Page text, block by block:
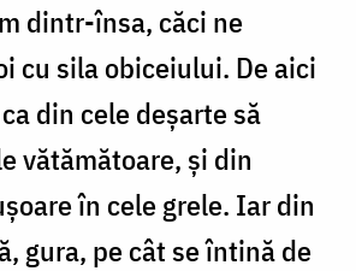
dintr-însa, căci ne
cu sila obiceiului. De aici
din cele deșarte să
vătămătoare, și din
în cele grele. Iar din
gura, pe cât se întină de